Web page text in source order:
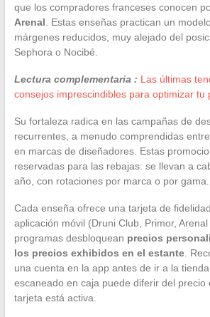
que los compradores franceses conocen
Arenal . Estas enseñas practican un
márgenes reducidos, muy alejado del
Sephora o Nocibé.
Lectura complementaria : Las últimas
consejos imprescindibles para optimizar tu
Su fortaleza radica en las campañas de
recurrentes, a menudo comprendidas
en marcas de diseñadores. Estas
reservadas para las rebajas: se llevan a
año, con rotaciones por marca o por gama.
Cada enseña ofrece una tarjeta de
aplicación móvil (Druni Club, Primor,
programas desbloquean precios
los precios exhibidos en el estante.
una cuenta en la app antes de ir a la
escaneado en caja puede diferir del precio
tarjeta está activa.